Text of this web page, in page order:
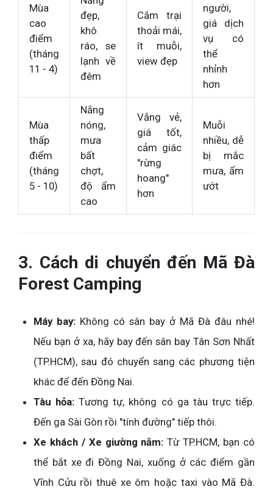
Mùa
cao
điểm
(tháng
11 - 4)
đẹp,
khô
ráo, se
lạnh về
đêm
Cắm trại
thoải mái,
ít muỗi,
view đẹp
người,
giá dịch
vụ có
thể
nhỉnh
hơn
Mùa
thấp
điểm
(tháng
5 - 10)
Nắng
nóng,
mưa
bất
chợt,
độ ẩm
cao
Vắng vẻ,
giá tốt,
cảm giác
"rừng
hoang"
hơn
Muỗi
nhiều, dễ
bị mắc
mưa, ẩm
ướt
3. Cách di chuyển đến Mã Đà
Forest Camping
Máy bay: Không có sân bay ở Mã Đà đâu nhé!
Nếu bạn ở xa, hãy bay đến sân bay Tân Sơn Nhất
(TP.HCM), sau đó chuyển sang các phương tiện
khác để đến Đồng Nai.
Tàu hỏa: Tương tự, không có ga tàu trực tiếp.
Đến ga Sài Gòn rồi "tính đường" tiếp thôi.
Xe khách / Xe giường nằm: Từ TP.HCM, bạn có
thể bắt xe đi Đồng Nai, xuống ở các điểm gần
Vĩnh Cửu rồi thuê xe ôm hoặc taxi vào Mã Đà.